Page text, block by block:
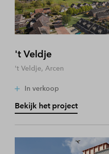
't Veldje
't Veldje, Arcen
In verkoop
Bekijk het project